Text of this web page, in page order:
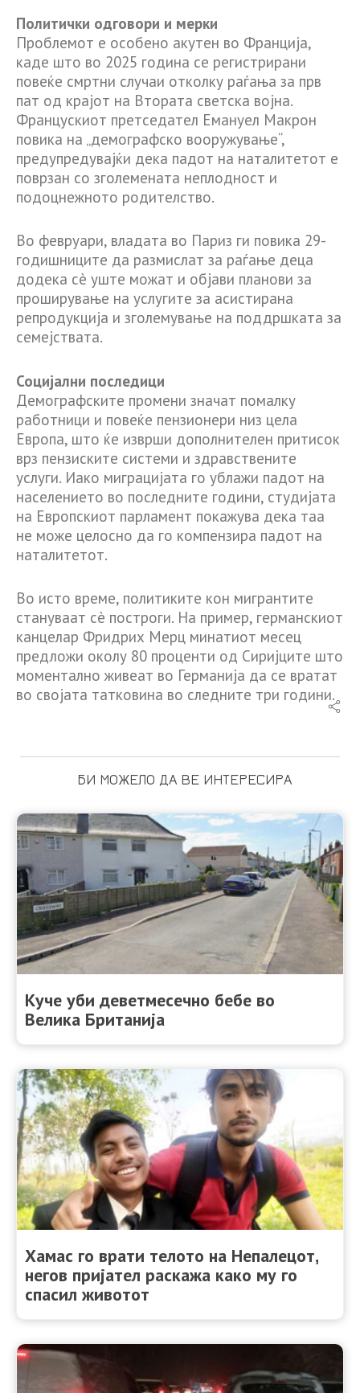
Политички одговори и мерки
Проблемот е особено акутен во Франција,
каде што во 2025 година се регистрирани
повеќе смртни случаи отколку раѓања за прв
пат од крајот на Втората светска војна.
Францускиот претседател Емануел Макрон
повика на „демографско вооружување“,
предупредувајќи дека падот на наталитетот е
поврзан со зголемената неплодност и
подоцнежното родителство.
Во февруари, владата во Париз ги повика 29-
годишниците да размислат за раѓање деца
додека сè уште можат и објави планови за
проширување на услугите за асистирана
репродукција и зголемување на поддршката за
семејствата.
Социјални последици
Демографските промени значат помалку
работници и повеќе пензионери низ цела
Европа, што ќе изврши дополнителен притисок
врз пензиските системи и здравствените
услуги. Иако миграцијата го ублажи падот на
населението во последните години, студијата
на Европскиот парламент покажува дека таа
не може целосно да го компензира падот на
наталитетот.
Во исто време, политиките кон мигрантите
стануваат сè построги. На пример, германскиот
канцелар Фридрих Мерц минатиот месец
предложи околу 80 проценти од Сиријците што
моментално живеат во Германија да се вратат
во својата татковина во следните три години.
БИ МОЖЕЛО ДА ВЕ ИНТЕРЕСИРА
Куче уби деветмесечно бебе во
Велика Британија
Хамас го врати телото на Непалецот,
негов пријател раскажа како му го
спасил животот